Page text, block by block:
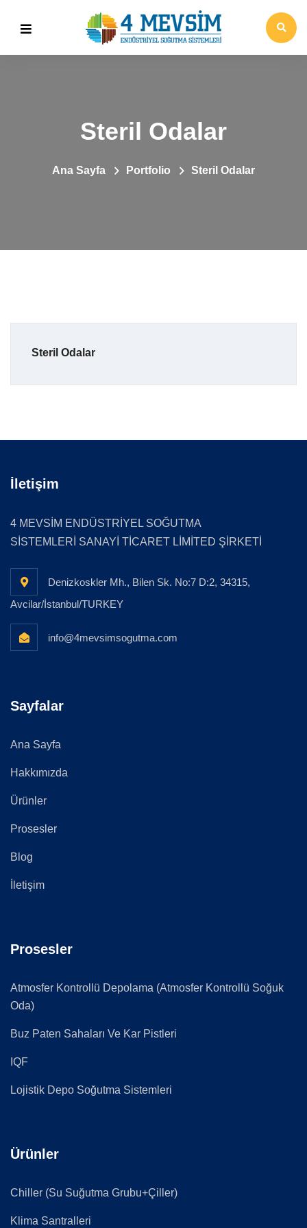
Steril Odalar
Ana Sayfa Portfolio Steril Odalar
Steril Odalar
İletişim
4 MEVSİM ENDÜSTRİYEL SOĞUTMA
SİSTEMLERİ SANAYİ TİCARET LİMİTED ŞİRKETİ
Denizkoskler Mh., Bilen Sk. No:7 D:2, 34315,
Avcilar/İstanbul/TURKEY
info@4mevsimsogutma.com
Sayfalar
Ana Sayfa
Hakkımızda
Ürünler
Prosesler
Blog
İletişim
Prosesler
Atmosfer Kontrollü Depolama (Atmosfer Kontrollü Soğuk
Oda)
Buz Paten Sahaları Ve Kar Pistleri
IQF
Lojistik Depo Soğutma Sistemleri
Ürünler
Chiller (Su Suğutma Grubu+Çiller)
Klima Santralleri